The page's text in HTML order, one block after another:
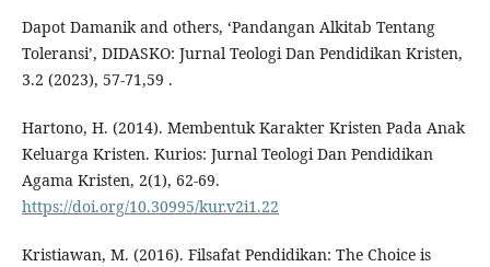
Dapot Damanik and others, ‘Pandangan Alkitab Tentang
Toleransi’, DIDASKO: Jurnal Teologi Dan Pendidikan Kristen,
3.2 (2023), 57-71,59 .
Hartono, H. (2014). Membentuk Karakter Kristen Pada Anak
Keluarga Kristen. Kurios: Jurnal Teologi Dan Pendidikan
Agama Kristen, 2(1), 62-69.
https://doi.org/10.30995/kur.v2i1.22
Kristiawan, M. (2016). Filsafat Pendidikan: The Choice is